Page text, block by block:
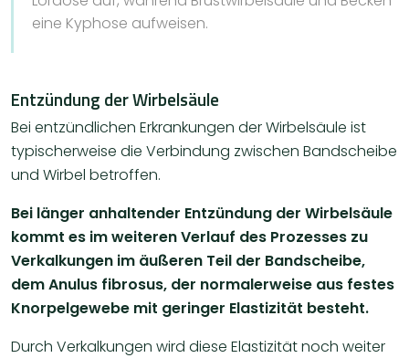
eine Kyphose aufweisen.
Entzündung der Wirbelsäule
Bei entzündlichen Erkrankungen der Wirbelsäule ist
typischerweise die Verbindung zwischen Bandscheibe
und Wirbel betroffen.
Bei länger anhaltender Entzündung der Wirbelsäule
kommt es im weiteren Verlauf des Prozesses zu
Verkalkungen im äußeren Teil der Bandscheibe,
dem Anulus fibrosus, der normalerweise aus festes
Knorpelgewebe mit geringer Elastizität besteht.
Durch Verkalkungen wird diese Elastizität noch weiter